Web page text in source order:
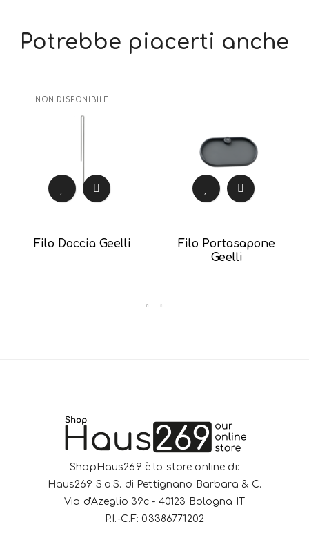
Potrebbe piacerti anche
NON DISPONIBILE
Filo Doccia Geelli
Filo Portasapone
Geelli
ShopHaus269 è lo store online di:
Haus269 S.a.S. di Pettignano Barbara & C.
Via d'Azeglio 39c - 40123 Bologna IT
P.I.-C.F: 03386771202